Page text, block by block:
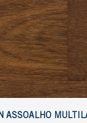
ASSOALHO